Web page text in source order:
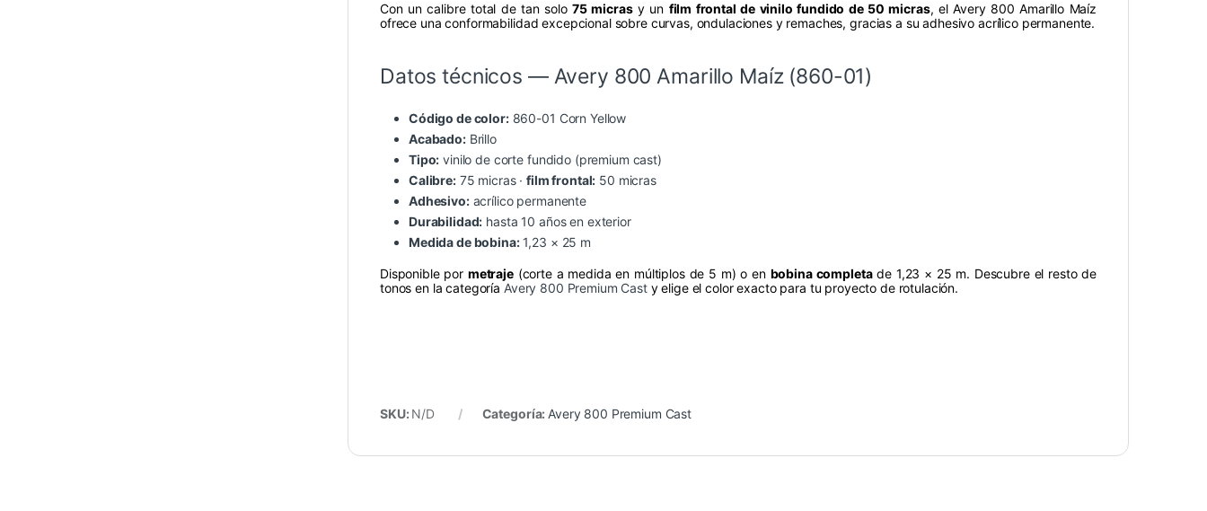
Con un calibre total de tan solo75 micrasy un film frontal de vinilo fundido de 50 micras, el Avery 800 Amarillo Maíz
ofrece una conformabilidad excepcional sobre curvas, ondulaciones y remaches, gracias a su adhesivo acrílico permanente.
Datos técnicos — Avery 800 Amarillo Maíz (860-01)
Código de color:860-01 Corn Yellow
Acabado:Brillo
Tipo: vinilo de corte fundido (premium cast)
Calibre:75 micras ·film frontal: 50 micras
Adhesivo:acrílico permanente
Durabilidad: hasta 10 años en exterior
Medida de bobina:1,23 × 25 m
Disponible por metraje(corte a medida en múltiplos de 5 m) o en bobina completade 1,23 × 25 m. Descubre el resto de
tonos en la categoría Avery 800 Premium Casty elige el color exacto para tu proyecto de rotulación.
SKU: N/D Categoría:Avery 800 Premium Cast